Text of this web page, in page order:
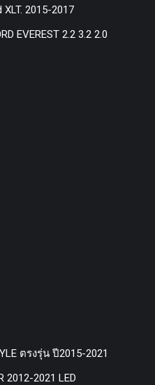
2015-2017
EVEREST 2.2 3.2 2.0
ตรงรุ่น ปี2015-2021
2012-2021 LED